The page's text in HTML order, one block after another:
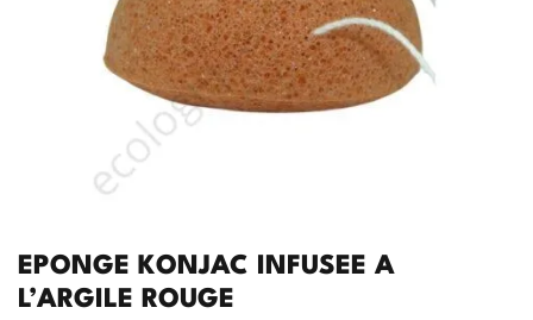
EPONGE KONJAC INFUSEE A
L’ARGILE ROUGE